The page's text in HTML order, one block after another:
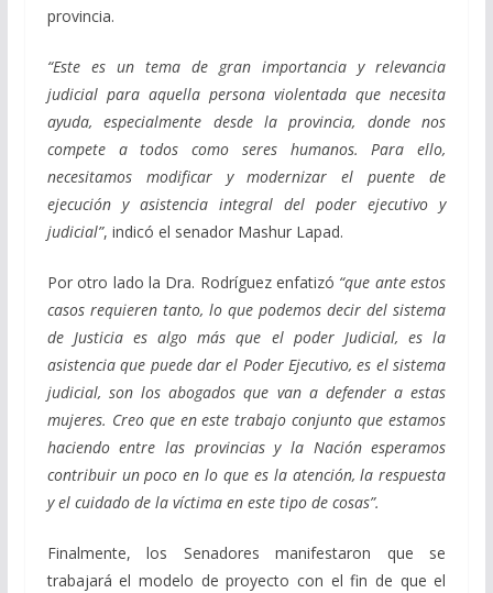
provincia.
“Este es un tema de gran importancia y relevancia
judicial para aquella persona violentada que necesita
ayuda, especialmente desde la provincia, donde nos
compete a todos como seres humanos. Para ello,
necesitamos modificar y modernizar el puente de
ejecución y asistencia integral del poder ejecutivo y
judicial”, indicó el senador Mashur Lapad.
Por otro lado la Dra. Rodríguez enfatizó “que ante estos
casos requieren tanto, lo que podemos decir del sistema
de Justicia es algo más que el poder Judicial, es la
asistencia que puede dar el Poder Ejecutivo, es el sistema
judicial, son los abogados que van a defender a estas
mujeres. Creo que en este trabajo conjunto que estamos
haciendo entre las provincias y la Nación esperamos
contribuir un poco en lo que es la atención, la respuesta
y el cuidado de la víctima en este tipo de cosas”.
Finalmente, los Senadores manifestaron que se
trabajará el modelo de proyecto con el fin de que el